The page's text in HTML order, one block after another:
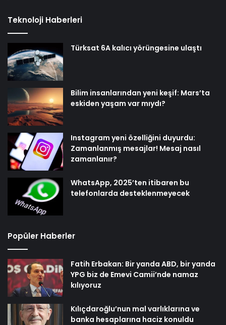
Teknoloji Haberleri
Türksat 6A kalıcı yörüngesine ulaştı
Bilim insanlarından yeni keşif: Mars’ta
eskiden yaşam var mıydı?
Instagram yeni özelliğini duyurdu:
Zamanlanmış mesajlar! Mesaj nasıl
zamanlanır?
WhatsApp, 2025’ten itibaren bu
telefonlarda desteklenmeyecek
Popüler Haberler
Fatih Erbakan: Bir yanda ABD, bir yanda
YPG biz de Emevi Camii’nde namaz
kılıyoruz
Kılıçdaroğlu’nun mal varlıklarına ve
banka hesaplarına haciz konuldu